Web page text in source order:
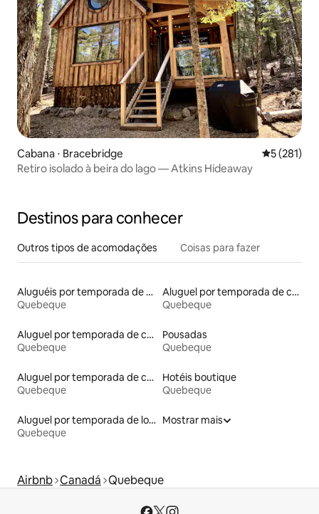
Cabana ⋅ Bracebridge 5 de uma
5 (281)
Retiro isolado à beira do lago — Atkins Hideaway
Destinos para conhecer
Outros tipos de acomodações Coisas para fazer
Aluguéis por temporada de celeiros
Quebeque
Aluguel por temporada de contêineres
Quebeque
Aluguel por temporada de casas na árvore
Quebeque
Pousadas
Quebeque
Aluguel por temporada de casas arredondadas
Quebeque
Hotéis boutique
Quebeque
Aluguel por temporada de lofts
Quebeque
Mostrar mais
Airbnb Canadá Quebeque